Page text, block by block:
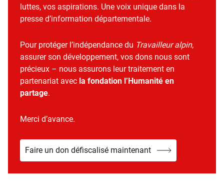
luttes, vos aspirations. Une voix unique dans la
presse d’information départementale.
Pour protéger l’indépendance du Travailleur alpin,
assurer son développement, vos dons nous sont
précieux – nous assurons leur traitement en
partenariat avec la fondation l’Humanité en
partage.
Merci d’avance.
Faire un don défiscalisé maintenant